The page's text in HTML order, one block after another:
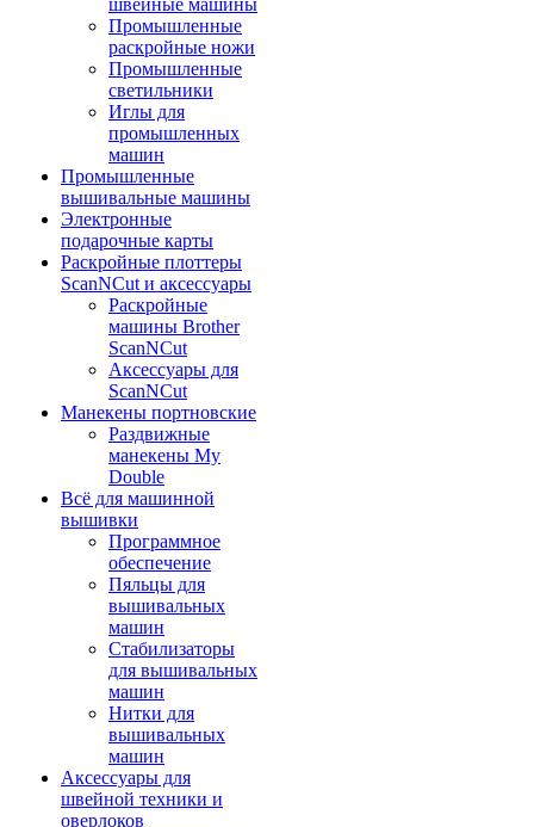
швейные машины
Промышленные
раскройные ножи
Промышленные
светильники
Иглы для
промышленных
машин
Промышленные
вышивальные машины
Электронные
подарочные карты
Раскройные плоттеры
ScanNCut и аксессуары
Раскройные
машины Brother
ScanNCut
Аксессуары для
ScanNCut
Манекены портновские
Раздвижные
манекены My
Double
Всё для машинной
вышивки
Программное
обеспечение
Пяльцы для
вышивальных
машин
Стабилизаторы
для вышивальных
машин
Нитки для
вышивальных
машин
Аксессуары для
швейной техники и
оверлоков